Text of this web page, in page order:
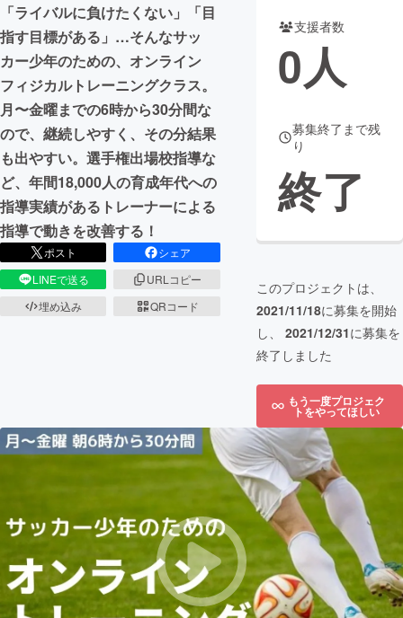
まちづくり・地域活性化
CAMPFIRE for Social Good
CAMPFIRE Creation
CAMPFIREふるさと納税machi-ya
「ライバルに負けたくない」「目
指す目標がある」…そんなサッ
カー少年のための、オンライン
フィジカルトレーニングクラス。
月〜金曜までの6時から30分間な
ので、継続しやすく、その分結果
も出やすい。選手権出場校指導な
ど、年間18,000人の育成年代への
指導実績があるトレーナーによる
指導で動きを改善する！
ポスト
シェア
LINEで送る
URLコピー
埋め込み
QRコード
支援者数
0人
募集終了まで残
り
終了
このプロジェクトは、
2021/11/18に募集を開始
し、 2021/12/31に募集を
終了しました
もう一度プロジェク
トをやってほしい